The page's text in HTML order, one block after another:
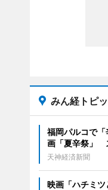
みん経トピ
福岡パルコで
画「夏辛祭」
天神経済新聞
映画「ハチミ